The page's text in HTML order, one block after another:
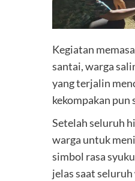
Kegiatan
santai, warga
yang terjalin
kekompakan pun
Setelah seluruh
warga untuk
simbol rasa
jelas saat